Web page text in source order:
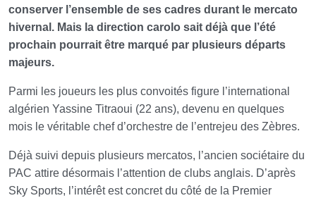
conserver l’ensemble de ses cadres durant le mercato
hivernal. Mais la direction carolo sait déjà que l’été
prochain pourrait être marqué par plusieurs départs
majeurs.
Parmi les joueurs les plus convoités figure l’international
algérien Yassine Titraoui (22 ans), devenu en quelques
mois le véritable chef d’orchestre de l’entrejeu des Zèbres.
Déjà suivi depuis plusieurs mercatos, l’ancien sociétaire du
PAC attire désormais l’attention de clubs anglais. D’après
Sky Sports, l’intérêt est concret du côté de la Premier